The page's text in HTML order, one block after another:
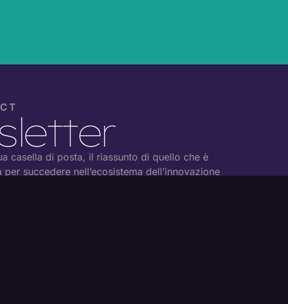
casella di posta, il riassunto di quello che è
succedere nell’ecosistema dell’innovazione